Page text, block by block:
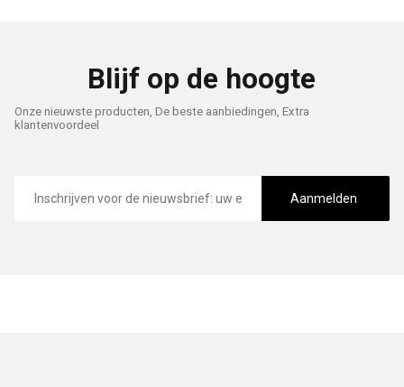
Blijf op de hoogte
Onze nieuwste producten, De beste aanbiedingen, Extra
klantenvoordeel
mailadres
Aanmelden